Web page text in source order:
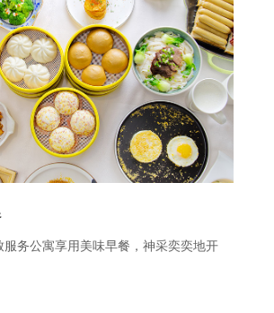
服务公寓享用美味早餐，神采奕奕地开